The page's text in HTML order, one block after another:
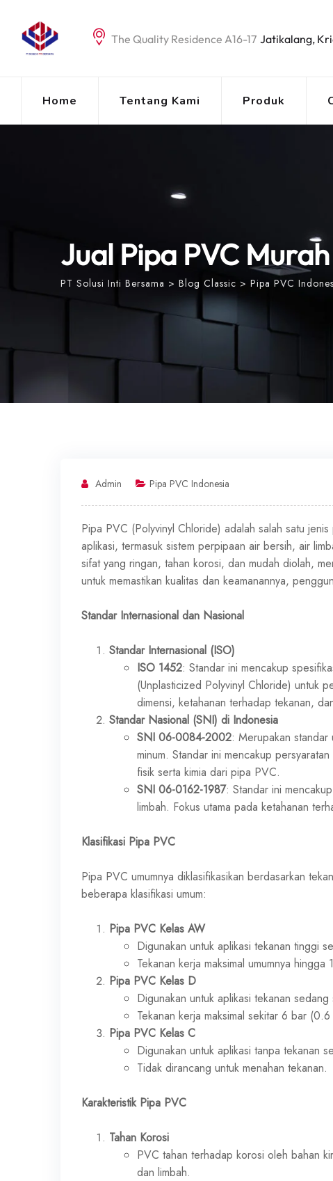
content
The Quality Residence A16-17 Jatikalang,
Home Tentang Kami Produk
Jual Pipa PVC
PT Solusi Inti Bersama > Blog Classic > Pipa PVC
Admin Pipa PVC Indonesia
Pipa PVC (Polyvinyl Chloride) adalah salah satu
aplikasi, termasuk sistem perpipaan air bersih, air
sifat yang ringan, tahan korosi, dan mudah diolah,
untuk memastikan kualitas dan keamanannya,
Standar Internasional dan Nasional
Standar Internasional (ISO)
ISO 1452: Standar ini mencakup
(Unplasticized Polyvinyl Chloride) untuk
dimensi, ketahanan terhadap tekanan,
Standar Nasional (SNI) di Indonesia
SNI 06-0084-2002: Merupakan
minum. Standar ini mencakup
fisik serta kimia dari pipa PVC.
SNI 06-0162-1987: Standar ini
limbah. Fokus utama pada ketahanan
Klasifikasi Pipa PVC
Pipa PVC umumnya diklasifikasikan berdasarkan
beberapa klasifikasi umum:
Pipa PVC Kelas AW
Digunakan untuk aplikasi tekanan tinggi
Tekanan kerja maksimal umumnya hingga
Pipa PVC Kelas D
Digunakan untuk aplikasi tekanan
Tekanan kerja maksimal sekitar 6 bar
Pipa PVC Kelas C
Digunakan untuk aplikasi tanpa tekanan
Tidak dirancang untuk menahan tekanan.
Karakteristik Pipa PVC
Tahan Korosi
PVC tahan terhadap korosi oleh bahan
dan limbah.